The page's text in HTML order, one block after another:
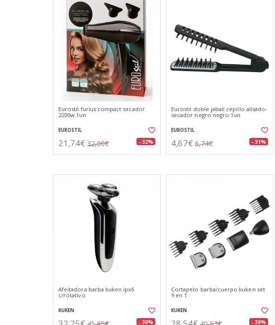
Eurostil furius compact secador
2200w 1un
EUROSTIL
21,74€ 32,00€ - 32%
Eurostil doble jabali cepillo alisado-
secador negro negro 1un
EUROSTIL
4,67€ 6,74€ - 31%
Afeitadora barba kuken ipx6
c/rotativo
KUKEN
- 30%
Cortapelo barba/cuerpo kuken set
9 en 1
KUKEN
- 30%